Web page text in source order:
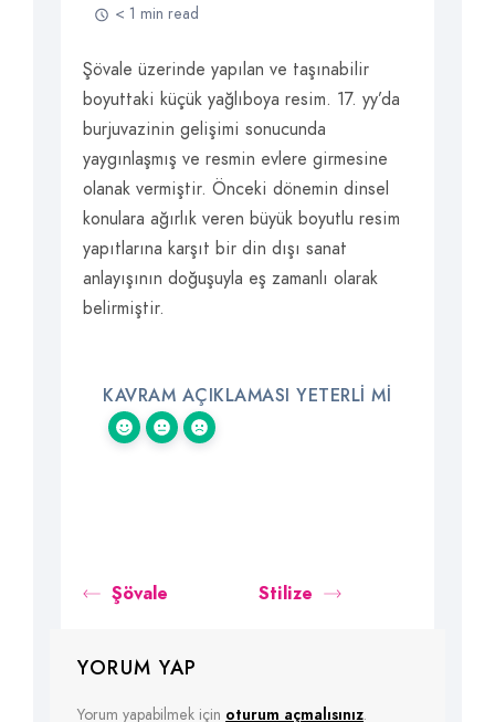
< 1 min read
Şövale üzerinde yapılan ve taşınabilir
boyuttaki küçük yağlıboya resim. 17. yy’da
burjuvazinin gelişimi sonucunda
yaygınlaşmış ve resmin evlere girmesine
olanak vermiştir. Önceki dönemin dinsel
konulara ağırlık veren büyük boyutlu resim
yapıtlarına karşıt bir din dışı sanat
anlayışının doğuşuyla eş zamanlı olarak
belirmiştir.
KAVRAM AÇIKLAMASI YETERLI MI
Şövale Stilize
YORUM YAP
Yorum yapabilmek için oturum açmalısınız.